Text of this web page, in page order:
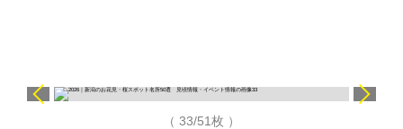
（ 33/51枚 ）